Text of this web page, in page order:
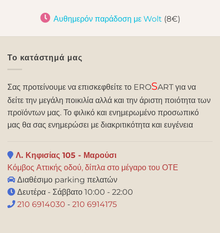
Αυθημερόν παράδοση με Wolt (8€)
Το κατάστημά μας
Σας προτείνουμε να επισκεφθείτε το EROSART για να
δείτε την μεγάλη ποικιλία αλλά και την άριστη ποιότητα των
προϊόντων μας. Το φιλικό και ενημερωμένο προσωπικό
μας θα σας ενημερώσει με διακριτικότητα και ευγένεια
Λ. Κηφισίας 105 - Μαρούσι
Κόμβος Αττικής οδού, δίπλα στο μέγαρο του ΟΤΕ
Διαθέσιμο parking πελατών
Δευτέρα - Σάββατο 10:00 - 22:00
210 6914030 - 210 6914175